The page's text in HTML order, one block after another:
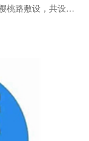
桃路敷设，共设车
、27号线、永川
站间距约1.6公